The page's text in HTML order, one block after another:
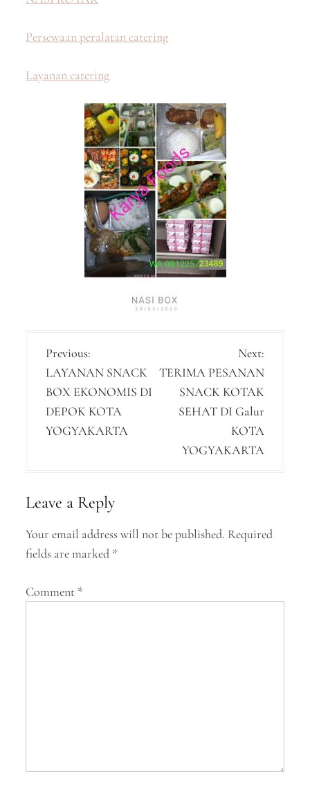
Persewaan peralatan catering
Layanan catering
P
o
s
t
v
g
t
Previous:
LAYANAN SNACK
BOX EKONOMIS DI
DEPOK KOTA
YOGYAKARTA
Next:
TERIMA PESANAN
SNACK KOTAK
SEHAT DI Galur
KOTA
YOGYAKARTA
Leave a Reply
Your email address will not be published. Required
fields are marked *
Comment *